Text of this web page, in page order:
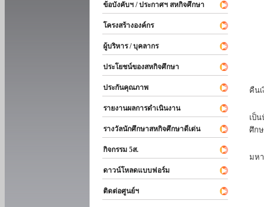
ข้อบังคับฯ / ประกาศฯ สหกิจศึกษา
โครงสร้างองค์กร
ผู้บริหาร / บุคลากร
ประโยชน์ของสหกิจศึกษา
ประกันคุณภาพ
รายงานผลการดำเนินงาน
รางวัลนักศึกษาสหกิจศึกษาดีเด่น
กิจกรรม 5ส.
ดาวน์โหลดแบบฟอร์ม
ติดต่อศูนย์ฯ
คืน
เป็
ศึก
มห